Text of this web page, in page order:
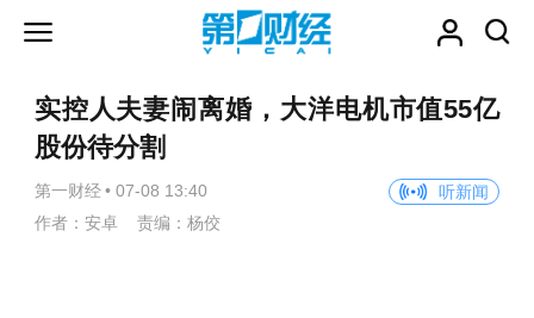
实控人夫妻闹离婚，大洋电机市值55亿
股份待分割
第一财经 • 07-08 13:40
听新闻
作者：安卓 责编：杨佼